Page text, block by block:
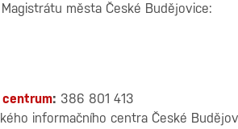
města České Budějovice:
: 386 801 413
informačního centra České